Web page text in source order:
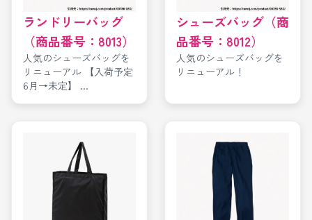
ランドリーバッグ
（商品番号：8013）
人気のシューズバッグを
リニューアル 【入荷予定
6月→未定】 ...
シューズバッグ（商
品番号：8012）
人気のシューズバッグを
リニューアル！